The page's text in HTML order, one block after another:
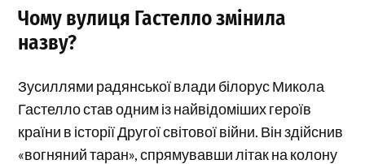
Чому вулиця Гастелло змінила
назву?
Зусиллями радянської влади білорус Микола
Гастелло став одним із найвідоміших героїв
країни в історії Другої світової війни. Він здійснив
«вогняний таран», спрямувавши літак на колону